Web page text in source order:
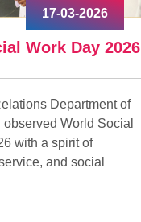
17-03-2026
Work Day 2026
Department of
World Social
with a spirit of
and social